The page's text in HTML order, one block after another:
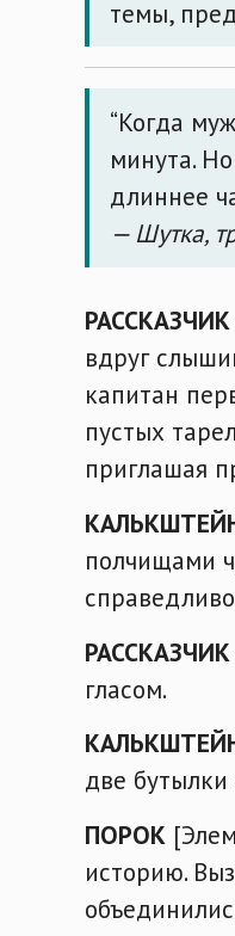
темы,
“Когда
минута.
длиннее
— Шутка,
РАССКАЗЧИК
вдруг
капитан
пустых
приглашая
полчищами
РАССКАЗЧИК
гласом.
две
ПОРОК
историю.